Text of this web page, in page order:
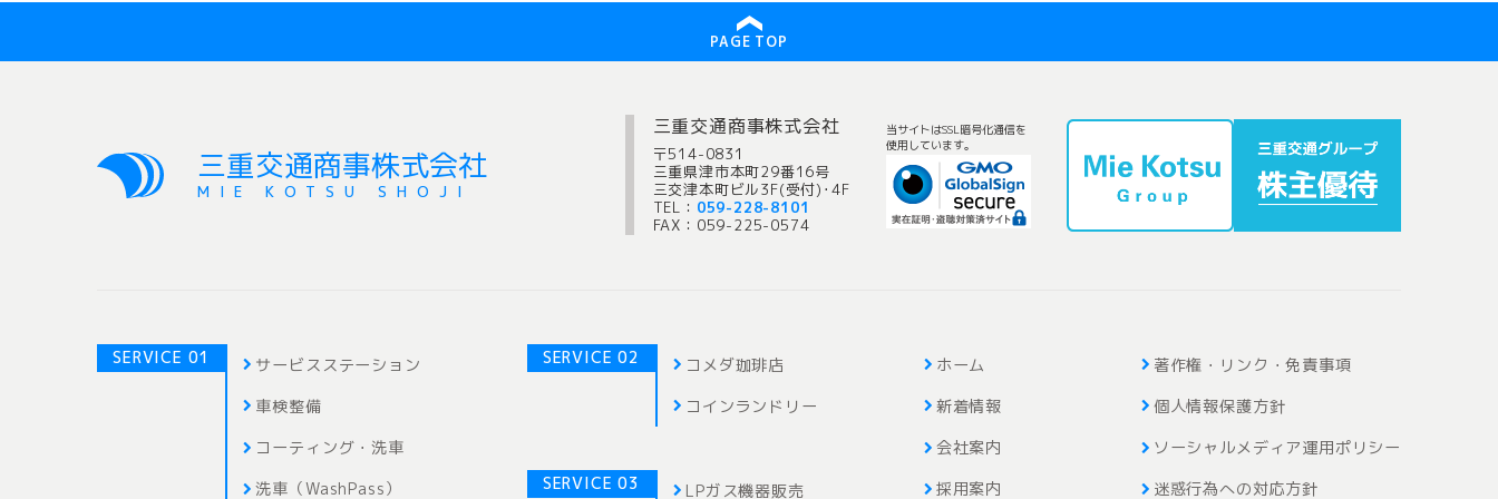
PAGE TOP
三重交通商事株式会社
MIE KOTSU SHOJI
三重交通商事株式会社
〒514-0831
三重県津市本町29番16号
三交津本町ビル3F(受付)･4F
TEL： 059-228-8101
FAX：059-225-0574
当サイトはSSL暗号化通信を
使用しています。
SERVICE 01 サービスステーション
車検整備
コーティング・洗車
洗車（WashPass）
SERVICE 02 コメダ珈琲店
コインランドリー
SERVICE 03 LPガス機器販売
ホーム
新着情報
会社案内
採用案内
著作権・リンク・免責事項
個人情報保護方針
ソーシャルメディア運用ポリシー
迷惑行為への対応方針